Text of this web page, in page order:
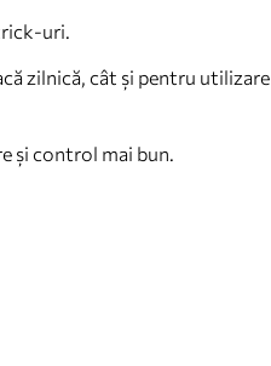
uri.
zilnică, cât și pentru utilizare
și control mai bun.